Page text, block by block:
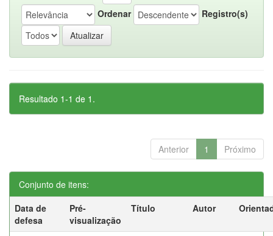
Ordenar
Registro(s)
Resultado 1-1 de 1.
Anterior 1 Próximo
Conjunto de itens:
Data de
defesa
Pré-
visualização
Título Autor